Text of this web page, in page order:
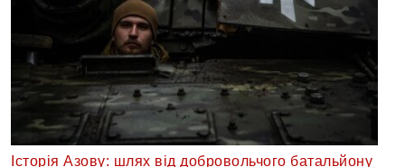
Історія Азову: шлях від добровольчого батальйону